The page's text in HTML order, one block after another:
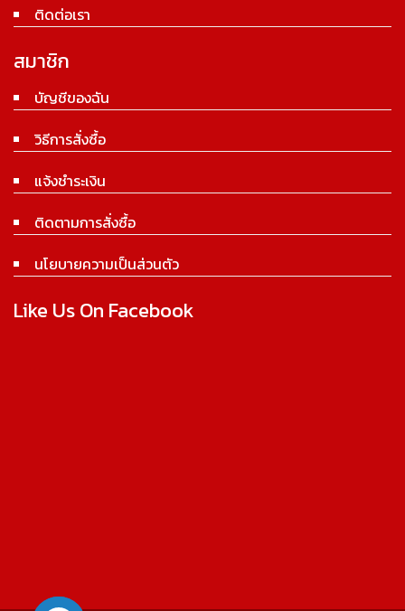
ติดต่อเรา
สมาชิก
บัญชีของฉัน
วิธีการสั่งซื้อ
แจ้งชำระเงิน
ติดตามการสั่งซื้อ
นโยบายความเป็นส่วนตัว
Like Us On Facebook